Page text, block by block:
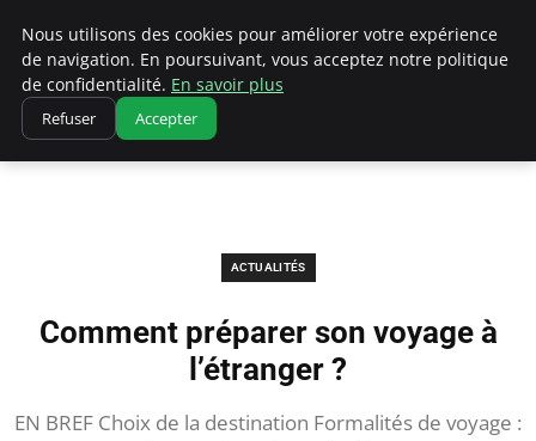
Correze Co
Accueil Actualités Comment préparer son voyage à l’étranger ?
ACTUALITÉS
Comment préparer son voyage à
l’étranger ?
EN BREF Choix de la destination Formalités de voyage :
Nous utilisons des cookies pour améliorer votre expérience
de navigation. En poursuivant, vous acceptez notre politique
de confidentialité. En savoir plus
Refuser Accepter